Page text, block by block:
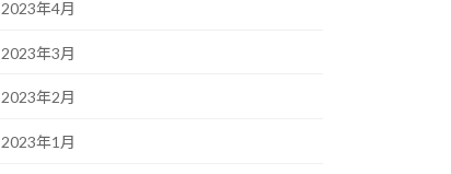
2023年4月
2023年3月
2023年2月
2023年1月